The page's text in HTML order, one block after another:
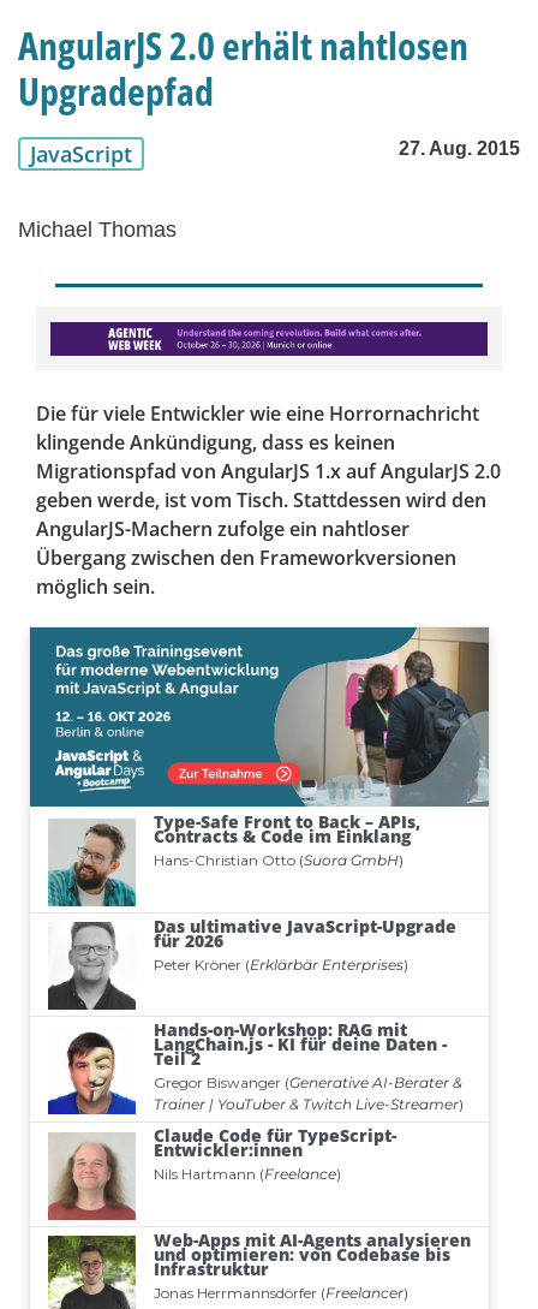
AngularJS 2.0 erhält nahtlosen
Upgradepfad
JavaScript 27. Aug. 2015
Michael Thomas
Die für viele Entwickler wie eine Horrornachricht
klingende Ankündigung, dass es keinen
Migrationspfad von AngularJS 1.x auf AngularJS 2.0
geben werde, ist vom Tisch. Stattdessen wird den
AngularJS-Machern zufolge ein nahtloser
Übergang zwischen den Frameworkversionen
möglich sein.